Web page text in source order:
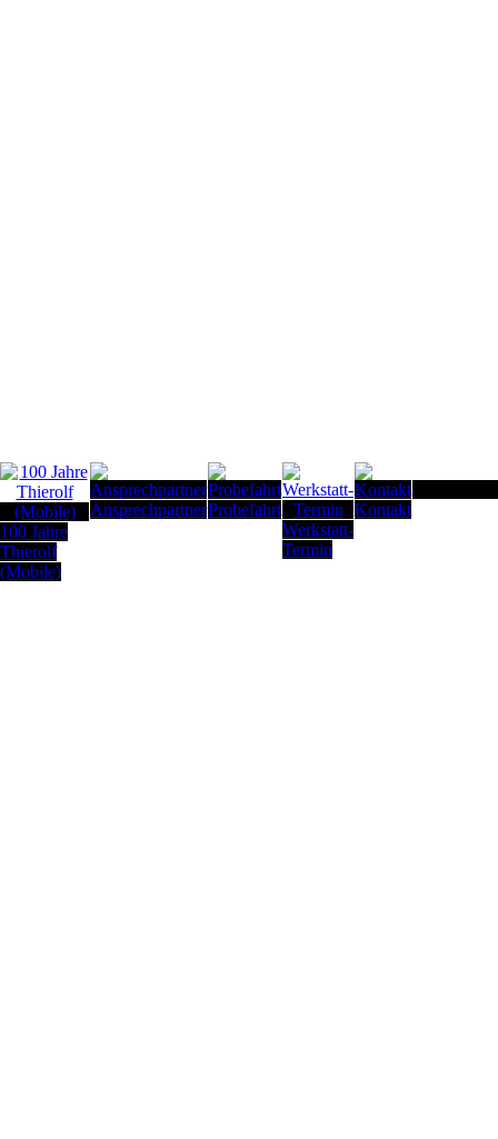
100 Jahre
Thierolf
(Mobile)
AnsprechpartnerProbefahrt
Werkstatt-
Termin
Kontakt